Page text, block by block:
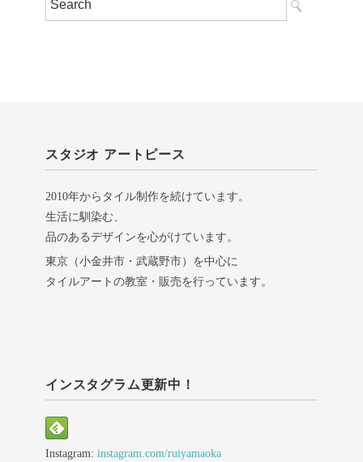
イ
スタジオ アートピース
2010年からタイル制作を続けています。
生活に馴染む、
品のあるデザインを心がけています。
東京（小金井市・武蔵野市）を中心に
タイルアートの教室・販売を行っています。
インスタグラム更新中！
Instagram: instagram.com/ruiyamaoka